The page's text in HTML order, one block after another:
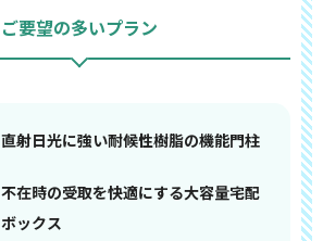
ご要望の多いプラン
直射日光に強い耐候性樹脂の機能門柱
不在時の受取を快適にする大容量宅配
ボックス